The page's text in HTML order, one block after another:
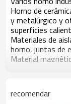
Horno de
y metalúrgico y
superficies
Materiales de
horno, juntas de
Material
fundición,
microondas
Techo del horno
recomendar